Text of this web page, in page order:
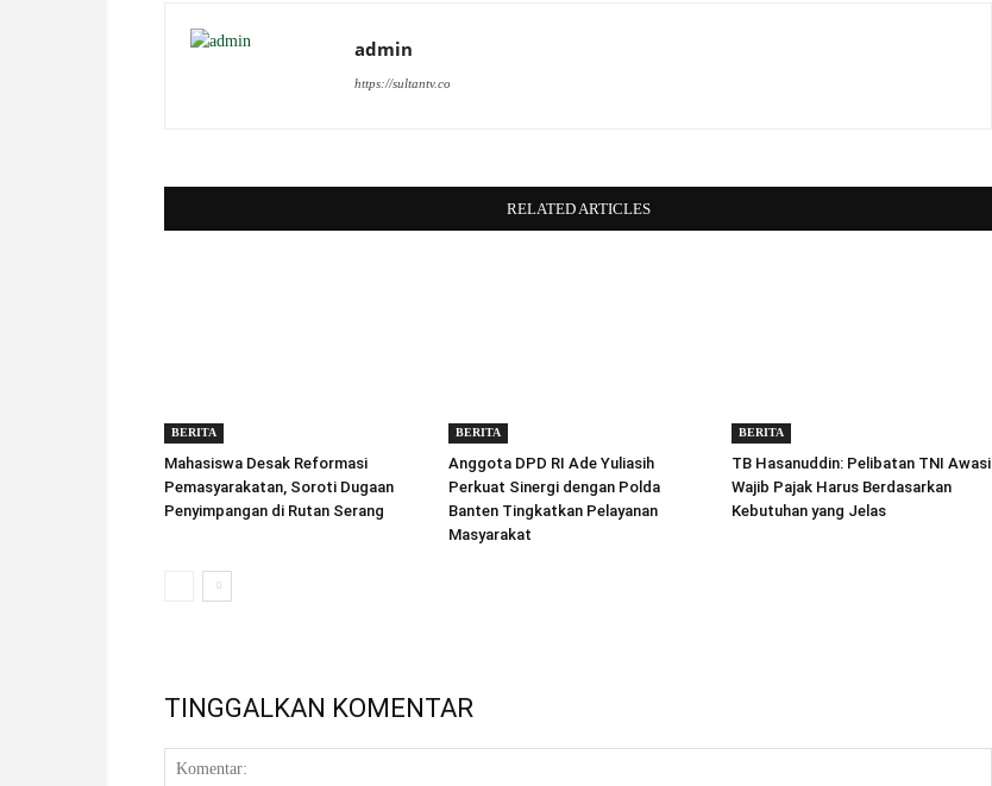
admin
https://sultantv.co
RELATED ARTICLES
BERITA
Mahasiswa Desak Reformasi
Pemasyarakatan, Soroti Dugaan
Penyimpangan di Rutan Serang
BERITA
Anggota DPD RI Ade Yuliasih
Perkuat Sinergi dengan Polda
Banten Tingkatkan Pelayanan
Masyarakat
BERITA
TB Hasanuddin: Pelibatan TNI Awasi
Wajib Pajak Harus Berdasarkan
Kebutuhan yang Jelas
TINGGALKAN KOMENTAR